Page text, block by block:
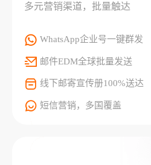
多元营销渠道，批量触达
WhatsApp企业号一键群发
邮件EDM全球批量发送
线下邮寄宣传册100%送达
短信营销，多国覆盖